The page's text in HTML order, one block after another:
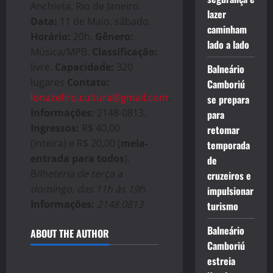
Anchieta, Rio de Janeiro.
Data: 11 de Maio, sábado.
Horário: 20h. Gênero:
Música/MPB. Classificação:
livre. Capacidade: 320
lugares Contato:
lonazefiro.cultura@gmail.com
Informações: 2148-0813.
Ingressos: R$ 40,00
(inteira) e R$ 20,00 ( meia-
entrada para todos).
Bilheteria de terça a
domingo, das 11h às 19h.
Informações: 2148.0813
ABOUT THE AUTHOR
lazer
caminham
lado a lado
Balneário
Camboriú
se prepara
para
retomar
temporada
de
cruzeiros e
impulsionar
turismo
Balneário
Camboriú
estreia